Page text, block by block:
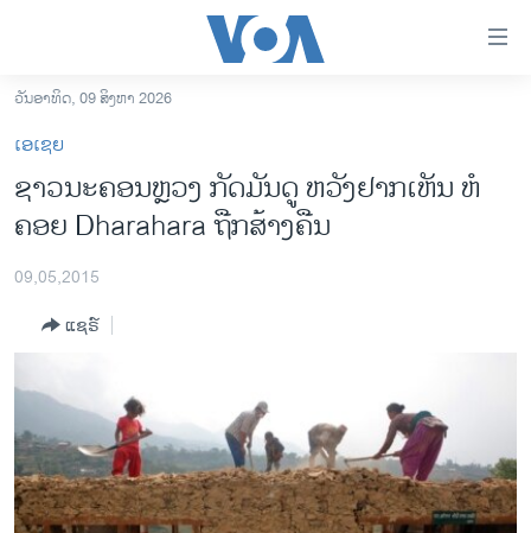
ເຂົ້າ
ຫາ
ຂ້າມ
ຂ້າມ
ຫາ
ອາເມຣິກາ
ຂ່າວ​ຈີນ
ໂລກ
ອິດສະຫຼະພາບດ້ານການຂ່າວ
ຊີວິດຊາວລາວ
ຊຸມຊົນຊາວລາວ
ວັນອາທິດ, 09 ສິງຫາ 2026
ເອເຊຍ
ຊາວນະຄອນຫຼວງ ກັດມັນດູ ຫວັງຢາກເຫັນ ຫໍ
ຄອຍ Dharahara ຖືກສ້າງຄືນ
09,05,2015
ແຊຣ໌